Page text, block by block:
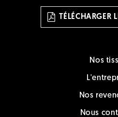
TÉLÉCHARGER
Nos
Nos
Nous